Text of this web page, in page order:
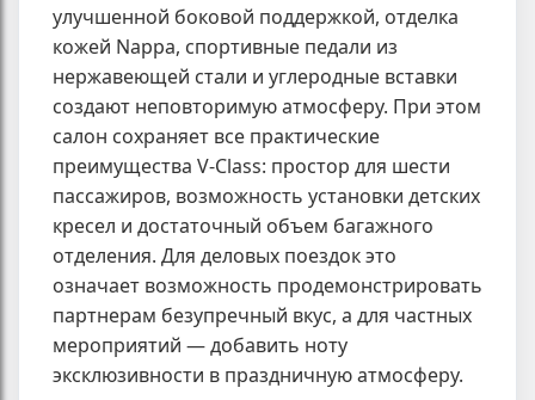
улучшенной боковой поддержкой, отделка
кожей Nappa, спортивные педали из
нержавеющей стали и углеродные вставки
создают неповторимую атмосферу. При этом
салон сохраняет все практические
преимущества V-Class: простор для шести
пассажиров, возможность установки детских
кресел и достаточный объем багажного
отделения. Для деловых поездок это
означает возможность продемонстрировать
партнерам безупречный вкус, а для частных
мероприятий — добавить ноту
эксклюзивности в праздничную атмосферу.